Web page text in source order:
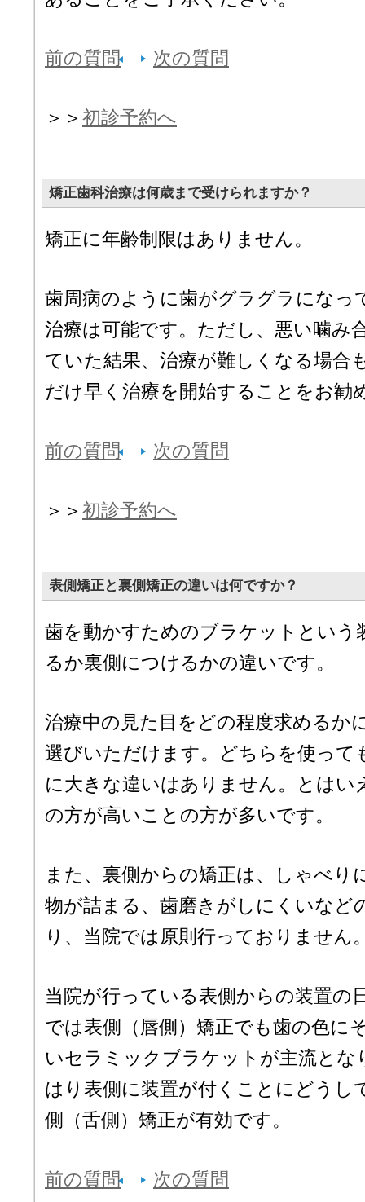
前の質問 次の質問
＞＞ 初診予約へ
矯正歯科治療は何歳まで受けられますか？
矯正に年齢制限はありません。
歯周病のように歯がグラグラになっ
治療は可能です。ただし、悪い噛み
ていた結果、治療が難しくなる場合
だけ早く治療を開始することをお勧
前の質問 次の質問
＞＞ 初診予約へ
表側矯正と裏側矯正の違いは何ですか？
歯を動かすためのブラケットという
るか裏側につけるかの違いです。
治療中の見た目をどの程度求めるか
選びいただけます。どちらを使って
に大きな違いはありません。とはい
の方が高いことの方が多いです。
また、裏側からの矯正は、しゃべり
物が詰まる、歯磨きがしにくいなど
り、当院では原則行っておりません
当院が行っている表側からの装置の
では表側（唇側）矯正でも歯の色に
いセラミックブラケットが主流とな
はり表側に装置が付くことにどうし
側（舌側）矯正が有効です。
前の質問 次の質問